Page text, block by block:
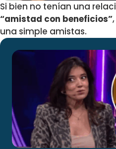
Si bien no tenían una
“amistad con beneficios”
una simple amistas.